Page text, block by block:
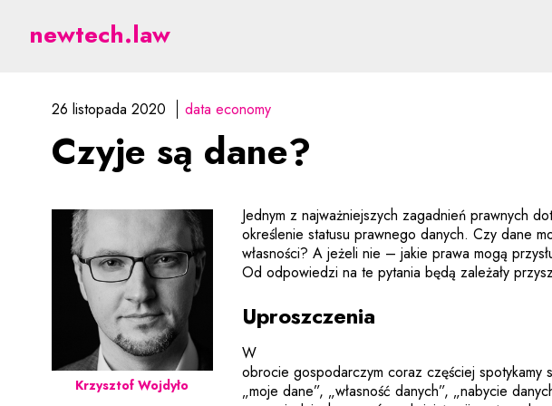
Czyje są dane? - prawne
newtech.law
26 listopada 2020 data economy
Czyje są dane?
Jednym z najważniejszych zagadnień prawnych
określenie statusu prawnego danych. Czy dane
własności? A jeżeli nie – jakie prawa mogą
Od odpowiedzi na te pytania będą zależały
Uproszczenia
W
obrocie gospodarczym coraz częściej spotykamy
„moje dane”, „własność danych”, „nabycie
Krzysztof Wojdyło